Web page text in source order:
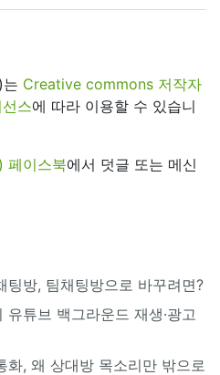
Creative commons 저작자
스에 따라 이용할 수 있습니
페이스북에서 덧글 또는 메신
방, 팀채팅방으로 바꾸려면?
튜브 백그라운드 재생·광고
, 왜 상대방 목소리만 밖으로